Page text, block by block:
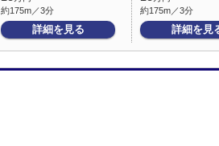
約175m／3分
詳細を見る
約175m／3分
詳細を見